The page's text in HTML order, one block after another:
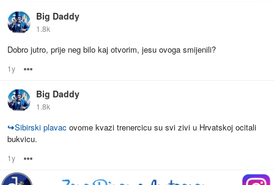
Big Daddy
1.8k
Dobro jutro, prije neg bilo kaj otvorim, jesu ovoga smijenili?
1y
Big Daddy
1.8k
↪Sibirski plavac ovome kvazi trenercicu su svi zivi u Hrvatskoj ocitali
bukvicu.
1y